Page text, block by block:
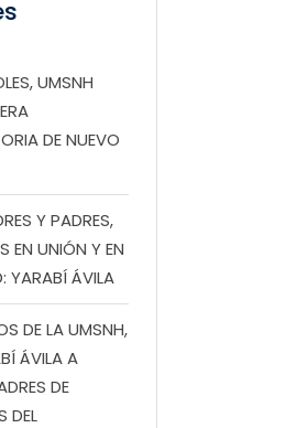
UMSNH
DE NUEVO
Y PADRES,
EN UNIÓN Y EN
YARABÍ ÁVILA
DE LA UMSNH,
ÁVILA A
DE
DEL